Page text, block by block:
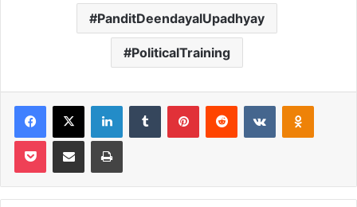
PanditDeendayalUpadhyay
PoliticalTraining
Facebook
X LinkedInTumblr PinterestReddit VKontakte
Pocket Share via Email Print